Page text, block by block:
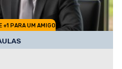
+1 PARA UM AMIGO